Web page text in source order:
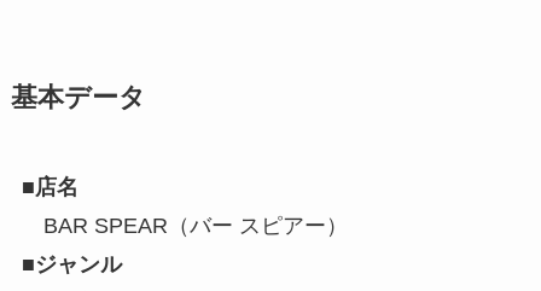
基本データ
■店名
BAR SPEAR（バー スピアー）
■ジャンル